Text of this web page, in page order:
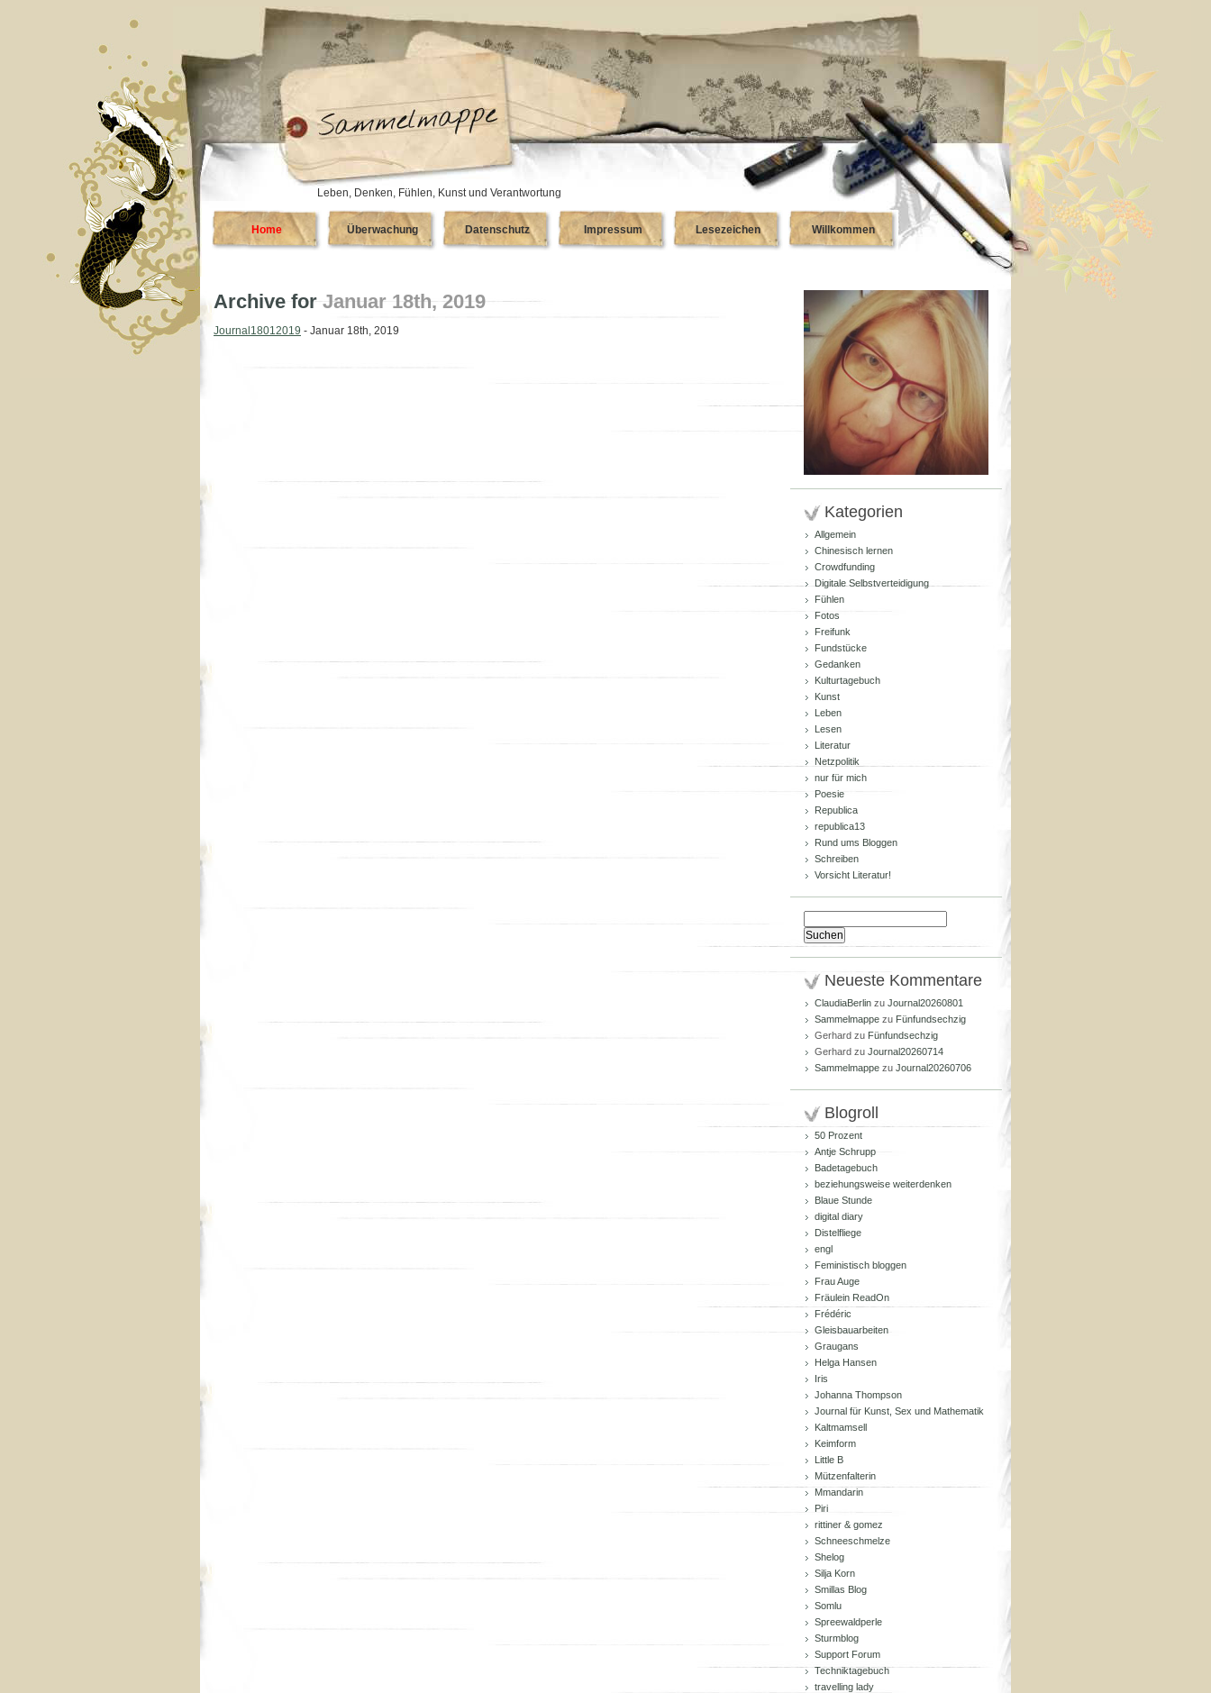
Leben, Denken, Fühlen, Kunst und Verantwortung
Home Überwachung Datenschutz Impressum Lesezeichen Willkommen
Archive for Januar 18th, 2019
Journal18012019 - Januar 18th, 2019
Kategorien
Allgemein
Chinesisch lernen
Crowdfunding
Digitale Selbstverteidigung
Fühlen
Fotos
Freifunk
Fundstücke
Gedanken
Kulturtagebuch
Kunst
Leben
Lesen
Literatur
Netzpolitik
nur für mich
Poesie
Republica
republica13
Rund ums Bloggen
Schreiben
Vorsicht Literatur!
nach:
Neueste Kommentare
ClaudiaBerlin zu Journal20260801
Sammelmappe zu Fünfundsechzig
Gerhard zu Fünfundsechzig
Gerhard zu Journal20260714
Sammelmappe zu Journal20260706
Blogroll
50 Prozent
Antje Schrupp
Badetagebuch
beziehungsweise weiterdenken
Blaue Stunde
digital diary
Distelfliege
engl
Feministisch bloggen
Frau Auge
Fräulein ReadOn
Frédéric
Gleisbauarbeiten
Graugans
Helga Hansen
Iris
Johanna Thompson
Journal für Kunst, Sex und Mathematik
Kaltmamsell
Keimform
Little B
Mützenfalterin
Mmandarin
Piri
rittiner & gomez
Schneeschmelze
Shelog
Silja Korn
Smillas Blog
Somlu
Spreewaldperle
Sturmblog
Support Forum
Techniktagebuch
travelling lady